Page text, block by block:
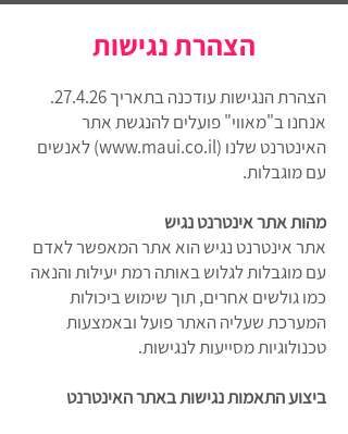
הצהרת נגישות
הצהרת הנגישות עודכנה בתאריך 27.4.26.
אנחנו ב"מאווי" פועלים להנגשת אתר
האינטרנט שלנו (www.maui.co.il) לאנשים
עם מוגבלות.
מהות אתר אינטרנט נגיש
אתר אינטרנט נגיש הוא אתר המאפשר לאדם
עם מוגבלות לגלוש באותה רמת יעילות והנאה
כמו גולשים אחרים, תוך שימוש ביכולות
המערכת שעליה האתר פועל ובאמצעות
טכנולוגיות מסייעות לנגישות.
​ביצוע התאמות נגישות באתר האינטרנט